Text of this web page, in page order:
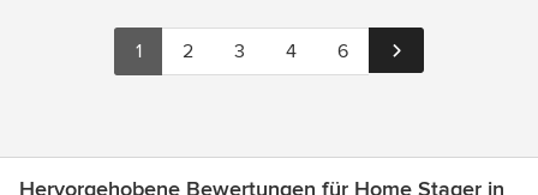
1 2 3 4 6
Hervorgehobene Bewertungen für Home Stager in